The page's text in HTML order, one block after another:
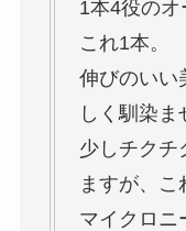
1本4役の
これ1本。
伸びのいい
しく馴染ま
少しチクチ
ますが、こ
マイクロニ